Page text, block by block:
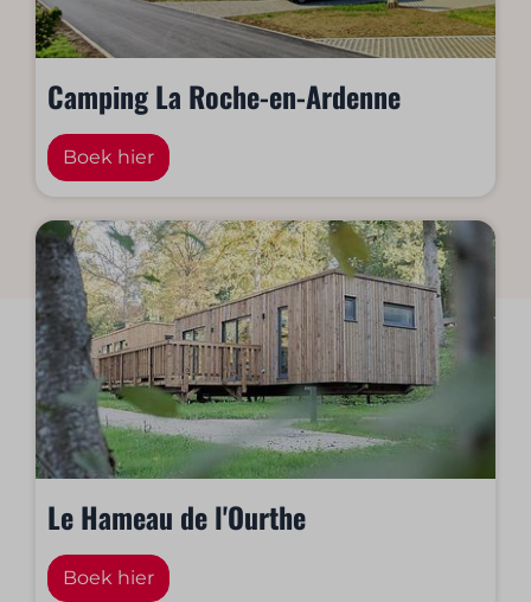
Camping La Roche-en-Ardenne
Boek hier
Le Hameau de l'Ourthe
Boek hier